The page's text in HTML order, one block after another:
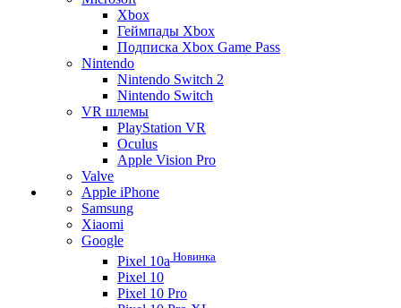
Xbox
Геймпады Xbox
Подписка Xbox Game Pass
Nintendo
Nintendo Switch 2
Nintendo Switch
VR шлемы
PlayStation VR
Oculus
Apple Vision Pro
Valve
Apple iPhone
Samsung
Xiaomi
Google
Pixel 10a Новинка
Pixel 10
Pixel 10 Pro